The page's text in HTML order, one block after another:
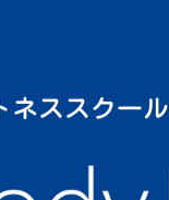
ネススクール